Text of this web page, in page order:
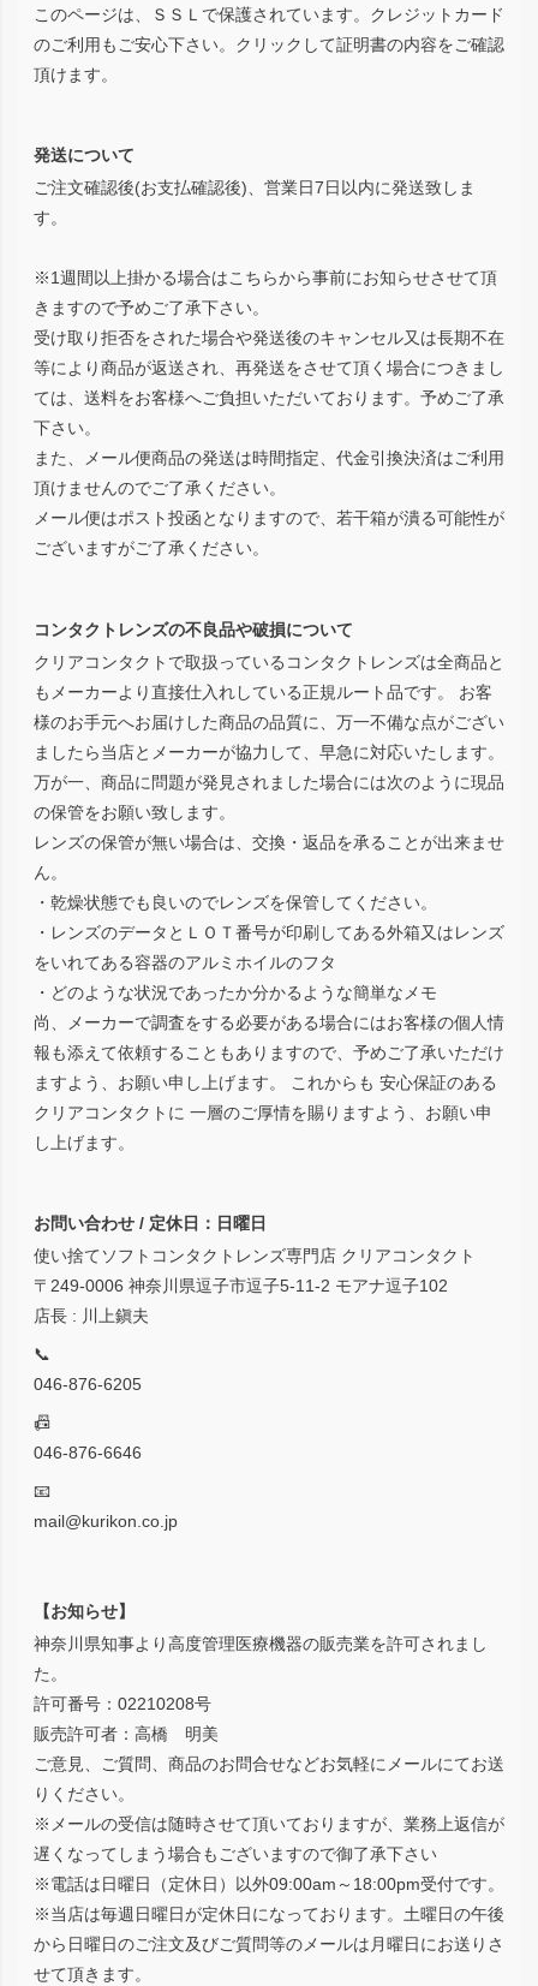
このページは、ＳＳＬで保護されています。クレジットカード
のご利用もご安心下さい。クリックして証明書の内容をご確認
頂けます。
発送について
ご注文確認後(お支払確認後)、営業日7日以内に発送致しま
す。
※1週間以上掛かる場合はこちらから事前にお知らせさせて頂
きますので予めご了承下さい。
受け取り拒否をされた場合や発送後のキャンセル又は長期不在
等により商品が返送され、再発送をさせて頂く場合につきまし
ては、送料をお客様へご負担いただいております。予めご了承
下さい。
また、メール便商品の発送は時間指定、代金引換決済はご利用
頂けませんのでご了承ください。
メール便はポスト投函となりますので、若干箱が潰る可能性が
ございますがご了承ください。
コンタクトレンズの不良品や破損について
クリアコンタクトで取扱っているコンタクトレンズは全商品と
もメーカーより直接仕入れしている正規ルート品です。 お客
様のお手元へお届けした商品の品質に、万一不備な点がござい
ましたら当店とメーカーが協力して、早急に対応いたします。
万が一、商品に問題が発見されました場合には次のように現品
の保管をお願い致します。
レンズの保管が無い場合は、交換・返品を承ることが出来ませ
ん。
・乾燥状態でも良いのでレンズを保管してください。
・レンズのデータとＬＯＴ番号が印刷してある外箱又はレンズ
をいれてある容器のアルミホイルのフタ
・どのような状況であったか分かるような簡単なメモ
尚、メーカーで調査をする必要がある場合にはお客様の個人情
報も添えて依頼することもありますので、予めご了承いただけ
ますよう、お願い申し上げます。 これからも 安心保証のある
クリアコンタクトに 一層のご厚情を賜りますよう、お願い申
し上げます。
お問い合わせ / 定休日：日曜日
使い捨てソフトコンタクトレンズ専門店 クリアコンタクト
〒249-0006 神奈川県逗子市逗子5-11-2 モアナ逗子102
店長 : 川上鎭夫
📞
046-876-6205
📠
046-876-6646
📧
mail@kurikon.co.jp
【お知らせ】
神奈川県知事より高度管理医療機器の販売業を許可されまし
た。
許可番号：02210208号
販売許可者：高橋 明美
ご意見、ご質問、商品のお問合せなどお気軽にメールにてお送
りください。
※メールの受信は随時させて頂いておりますが、業務上返信が
遅くなってしまう場合もございますので御了承下さい
※電話は日曜日（定休日）以外09:00am～18:00pm受付です。
※当店は毎週日曜日が定休日になっております。土曜日の午後
から日曜日のご注文及びご質問等のメールは月曜日にお送りさ
せて頂きます。